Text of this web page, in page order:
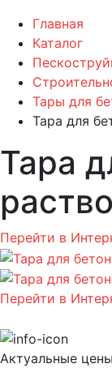
Главная
Каталог
Тары для
Тара для
Тара
Перейти в
Перейти в
Актуальные